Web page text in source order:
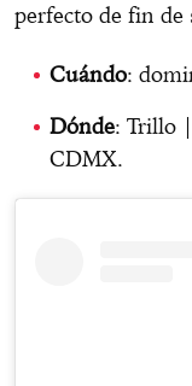
perfecto de fin de
Cuándo:
Dónde: Trillo
CDMX.